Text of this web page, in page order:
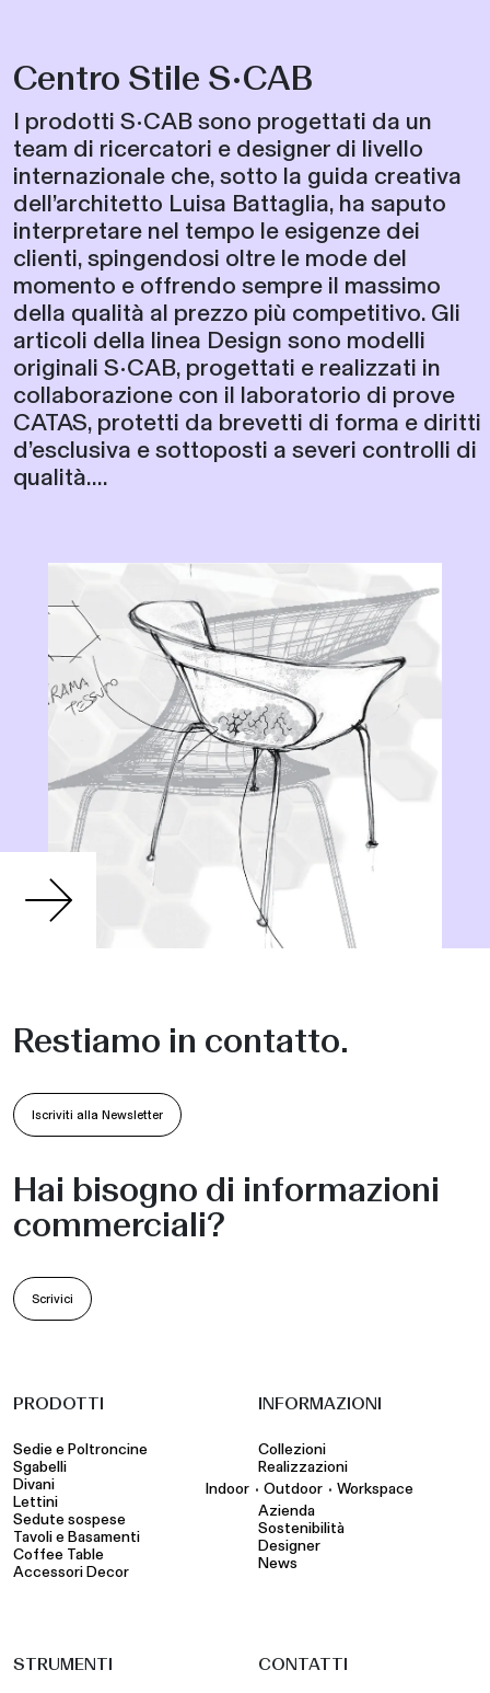
Centro Stile S•CAB
I prodotti S•CAB sono progettati da un
team di ricercatori e designer di livello
internazionale che, sotto la guida creativa
dell’architetto Luisa Battaglia, ha saputo
interpretare nel tempo le esigenze dei
clienti, spingendosi oltre le mode del
momento e offrendo sempre il massimo
della qualità al prezzo più competitivo. Gli
articoli della linea Design sono modelli
originali S•CAB, progettati e realizzati in
collaborazione con il laboratorio di prove
CATAS, protetti da brevetti di forma e diritti
d’esclusiva e sottoposti a severi controlli di
qualità....
Restiamo in contatto.
Iscriviti alla Newsletter
Hai bisogno di informazioni
commerciali?
Scrivici
PRODOTTI
Sedie e Poltroncine
Sgabelli
Divani
Lettini
Sedute sospese
Tavoli e Basamenti
Coffee Table
Accessori Decor
INFORMAZIONI
Collezioni
Realizzazioni
Indoor • Outdoor • Workspace
Azienda
Sostenibilità
Designer
News
STRUMENTI CONTATTI